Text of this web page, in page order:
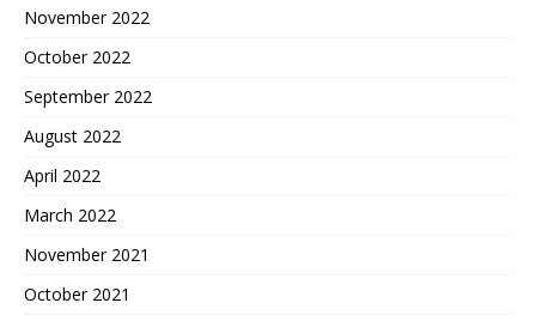
November 2022
October 2022
September 2022
August 2022
April 2022
March 2022
November 2021
October 2021